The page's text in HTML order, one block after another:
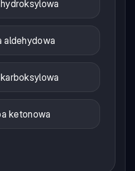
aldehydowa
ketonowa